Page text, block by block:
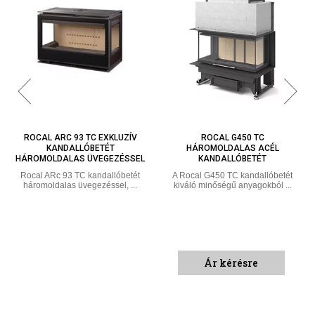
ROCAL ARC 93 TC EXKLUZÍV
KANDALLÓBETÉT
HÁROMOLDALAS ÜVEGEZÉSSEL
Rocal ARc 93 TC kandallóbetét
háromoldalas üvegezéssel, ...
ROCAL G450 TC
HÁROMOLDALAS ACÉL
KANDALLÓBETÉT
A Rocal G450 TC kandallóbetét
kiváló minőségű anyagokból ...
Ár kérésre